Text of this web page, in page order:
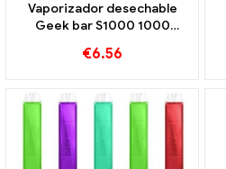
Vaporizador desechable
Geek bar S1000 1000
bocanadas
€6.56